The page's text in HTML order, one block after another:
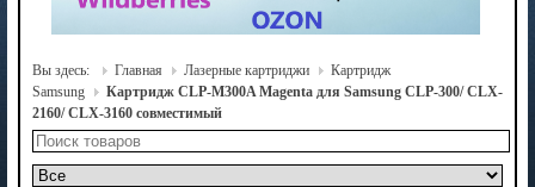
Вы здесь: Главная Лазерные картриджи
Картридж
Samsung
Картридж CLP-M300A Magenta для Samsung CLP-300/ CLX-
2160/ CLX-3160 совместимый